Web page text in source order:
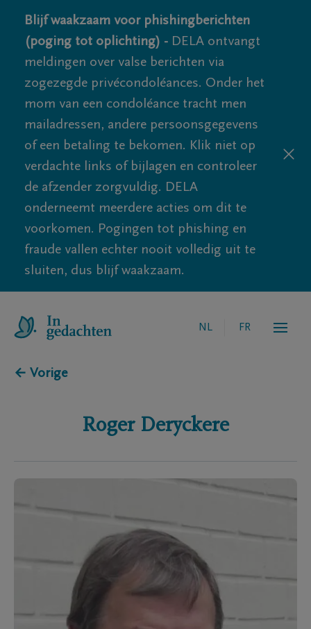
Blijf waakzaam voor phishingberichten
(poging tot oplichting) - DELA ontvangt
meldingen over valse berichten via
zogezegde privécondoléances. Onder het
mom van een condoléance tracht men
mailadressen, andere persoonsgegevens
of een betaling te bekomen. Klik niet op
verdachte links of bijlagen en controleer
de afzender zorgvuldig. DELA
onderneemt meerdere acties om dit te
voorkomen. Pogingen tot phishing en
fraude vallen echter nooit volledig uit te
sluiten, dus blijf waakzaam.
NL FR
← Vorige
Roger Deryckere